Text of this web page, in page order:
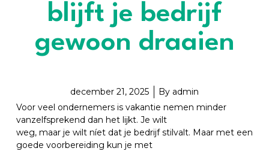
blijft je bedrijf
gewoon draaien
december 21, 2025 By admin
Voor veel ondernemers is vakantie nemen minder
vanzelfsprekend dan het lijkt. Je wilt
weg, maar je wilt níet dat je bedrijf stilvalt. Maar met een
goede voorbereiding kun je met